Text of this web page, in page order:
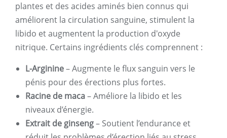
plantes et des acides aminés bien connus qui
améliorent la circulation sanguine, stimulent la
libido et augmentent la production d'oxyde
nitrique. Certains ingrédients clés comprennent :
L-Arginine– Augmente le flux sanguin vers le
pénis pour des érections plus fortes.
Racine de maca– Améliore la libido et les
niveaux d’énergie.
Extrait de ginseng– Soutient l’endurance et